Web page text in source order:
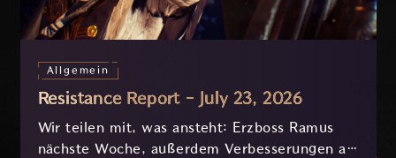
Allgemein
Resistance Report - July 23, 2026
Wir teilen mit, was ansteht: Erzboss Ramus
nächste Woche, außerdem Verbesserungen an